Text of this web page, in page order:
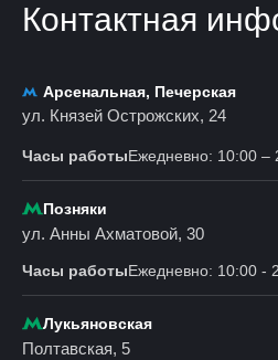
Контактная
Арсенальная, Печерская
ул. Князей Острожских, 24
Часы работыЕжедневно: 10:00 –
Позняки
ул. Анны Ахматовой, 30
Часы работыЕжедневно: 10:00 -
Лукьяновская
Полтавская, 5